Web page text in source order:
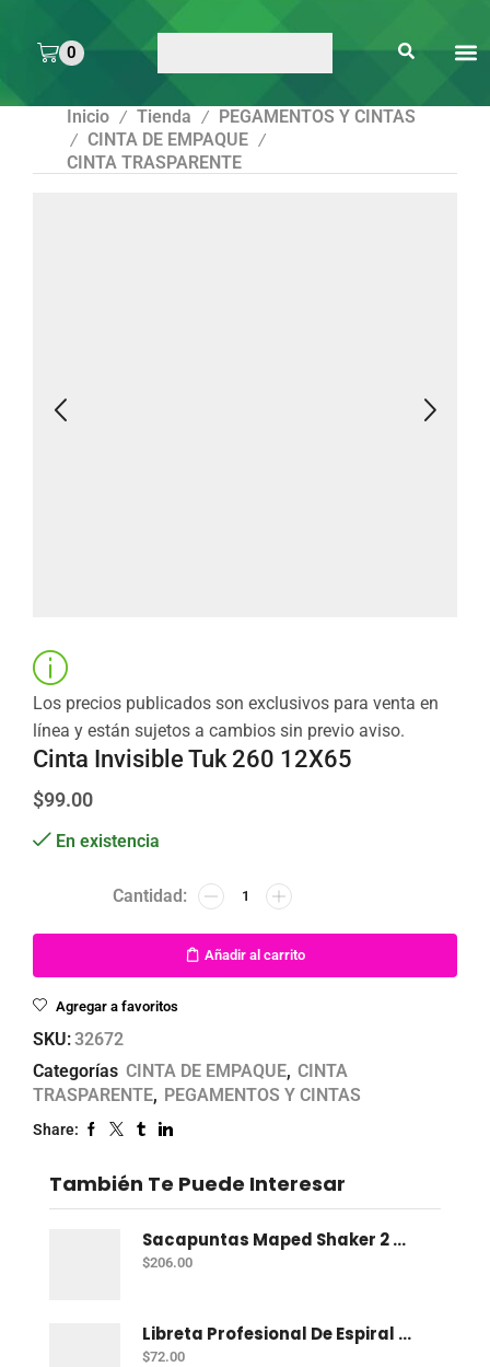
0
Inicio / Tienda / PEGAMENTOS Y CINTAS
/ CINTA DE EMPAQUE /
CINTA TRASPARENTE
Los precios publicados son exclusivos para venta en
línea y están sujetos a cambios sin previo aviso.
Cinta Invisible Tuk 260 12X65
$99.00
En existencia
Añadir al carrito
Agregar a favoritos
SKU:32672
Categorías CINTA DE EMPAQUE, CINTA
TRASPARENTE, PEGAMENTOS Y CINTAS
Share:
También Te Puede Interesar
Sacapuntas Maped Shaker 2 Orificios - Bote Con 12
$206.00
Libreta Profesional De Espiral Norma Color 100 H C-7
$72.00